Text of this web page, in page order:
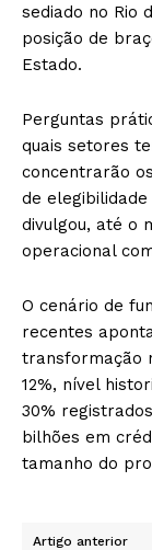
sediado no Rio
posição de
Estado.
Perguntas
quais setores
concentrarão
de
divulgou, até o
operacional
O cenário de
recentes
transformação
12%, nível
30%
bilhões em
tamanho do
Artigo anterior